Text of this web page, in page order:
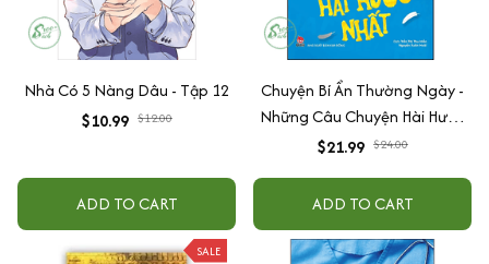
Nhà Có 5 Nàng Dâu - Tập 12
$10.99 $12.00
ADD TO CART
Chuyện Bí Ẩn Thường Ngày -
Những Câu Chuyện Hài Hước
Nhất
$21.99 $24.00
ADD TO CART
SALE